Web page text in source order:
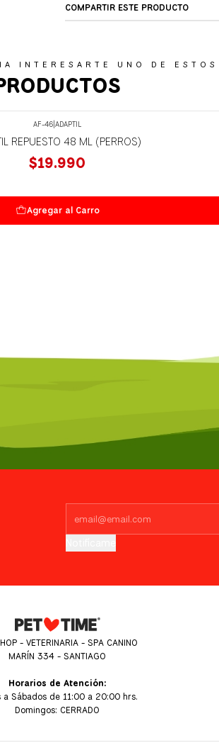
COMPARTIR ESTE PRODUCTO
INTERESARTE UNO DE ESTOS
AF-46 ADAPTIL
REPUESTO 48 ML (PERROS)
$19.990
Agregar al Carro
- VETERINARIA - SPA CANINO
MARÍN 334 - SANTIAGO
Horarios de Atención:
a Sábados de 11:00 a 20:00 hrs.
Domingos: CERRADO